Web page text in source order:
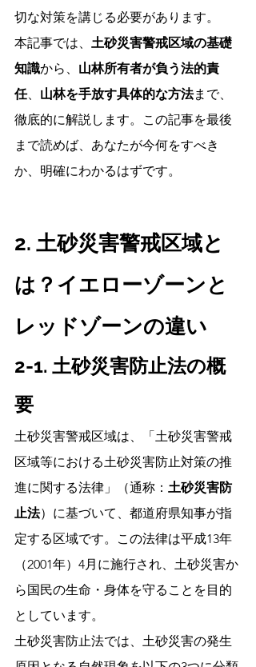
切な対策を講じる必要があります。
本記事では、 土砂災害警戒区域の基礎
知識から、 山林所有者が負う法的責
任、 山林を手放す具体的な方法まで、
徹底的に解説します。この記事を最後
まで読めば、あなたが今何をすべき
か、明確にわかるはずです。
2. 土砂災害警戒区域と
は？イエローゾーンと
レッドゾーンの違い
2-1. 土砂災害防止法の概
要
土砂災害警戒区域は、「土砂災害警戒
区域等における土砂災害防止対策の推
進に関する法律」（通称： 土砂災害防
止法）に基づいて、都道府県知事が指
定する区域です。この法律は平成13年
（2001年）4月に施行され、土砂災害か
ら国民の生命・身体を守ることを目的
としています。
土砂災害防止法では、土砂災害の発生